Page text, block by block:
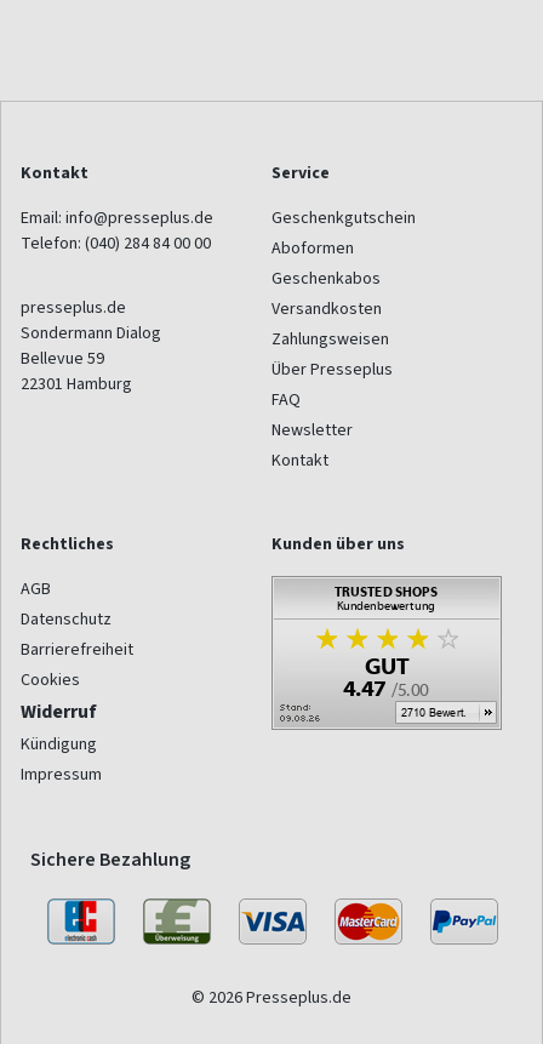
Kontakt
Email: info@presseplus.de
Telefon: (040) 284 84 00 00
presseplus.de
Sondermann Dialog
Bellevue 59
22301 Hamburg
Service
Geschenkgutschein
Aboformen
Geschenkabos
Versandkosten
Zahlungsweisen
Über Presseplus
FAQ
Newsletter
Kontakt
Rechtliches
AGB
Datenschutz
Barrierefreiheit
Cookies
Widerruf
Kündigung
Impressum
Kunden über uns
Sichere Bezahlung
© 2026 Presseplus.de